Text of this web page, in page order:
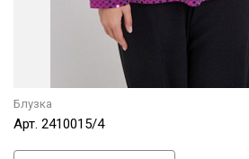
Блузка
Арт. 2410015/4